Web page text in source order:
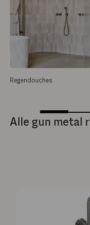
Regendouches
Alle gun metal